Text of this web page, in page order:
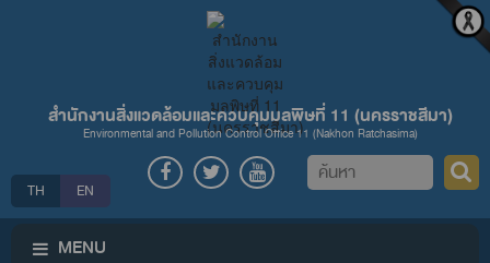
สำนักงานสิ่งแวดล้อมและควบคุมมลพิษที่ 11 (นครราชสีมา)
Environmental and Pollution Control Office 11 (Nakhon Ratchasima)
TH EN
ค้นหา
MENU